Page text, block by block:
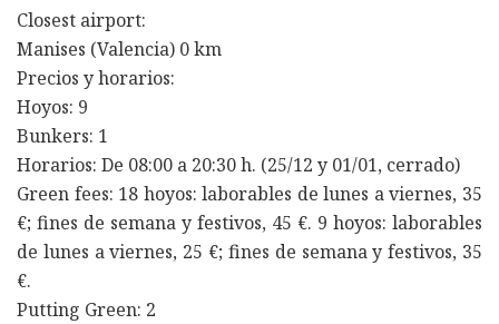
Closest airport:
Manises (Valencia) 0 km
Precios y horarios:
Hoyos: 9
Bunkers: 1
Horarios: De 08:00 a 20:30 h. (25/12 y 01/01, cerrado)
Green fees: 18 hoyos: laborables de lunes a viernes, 35
€; fines de semana y festivos, 45 €. 9 hoyos: laborables
de lunes a viernes, 25 €; fines de semana y festivos, 35
€.
Putting Green: 2